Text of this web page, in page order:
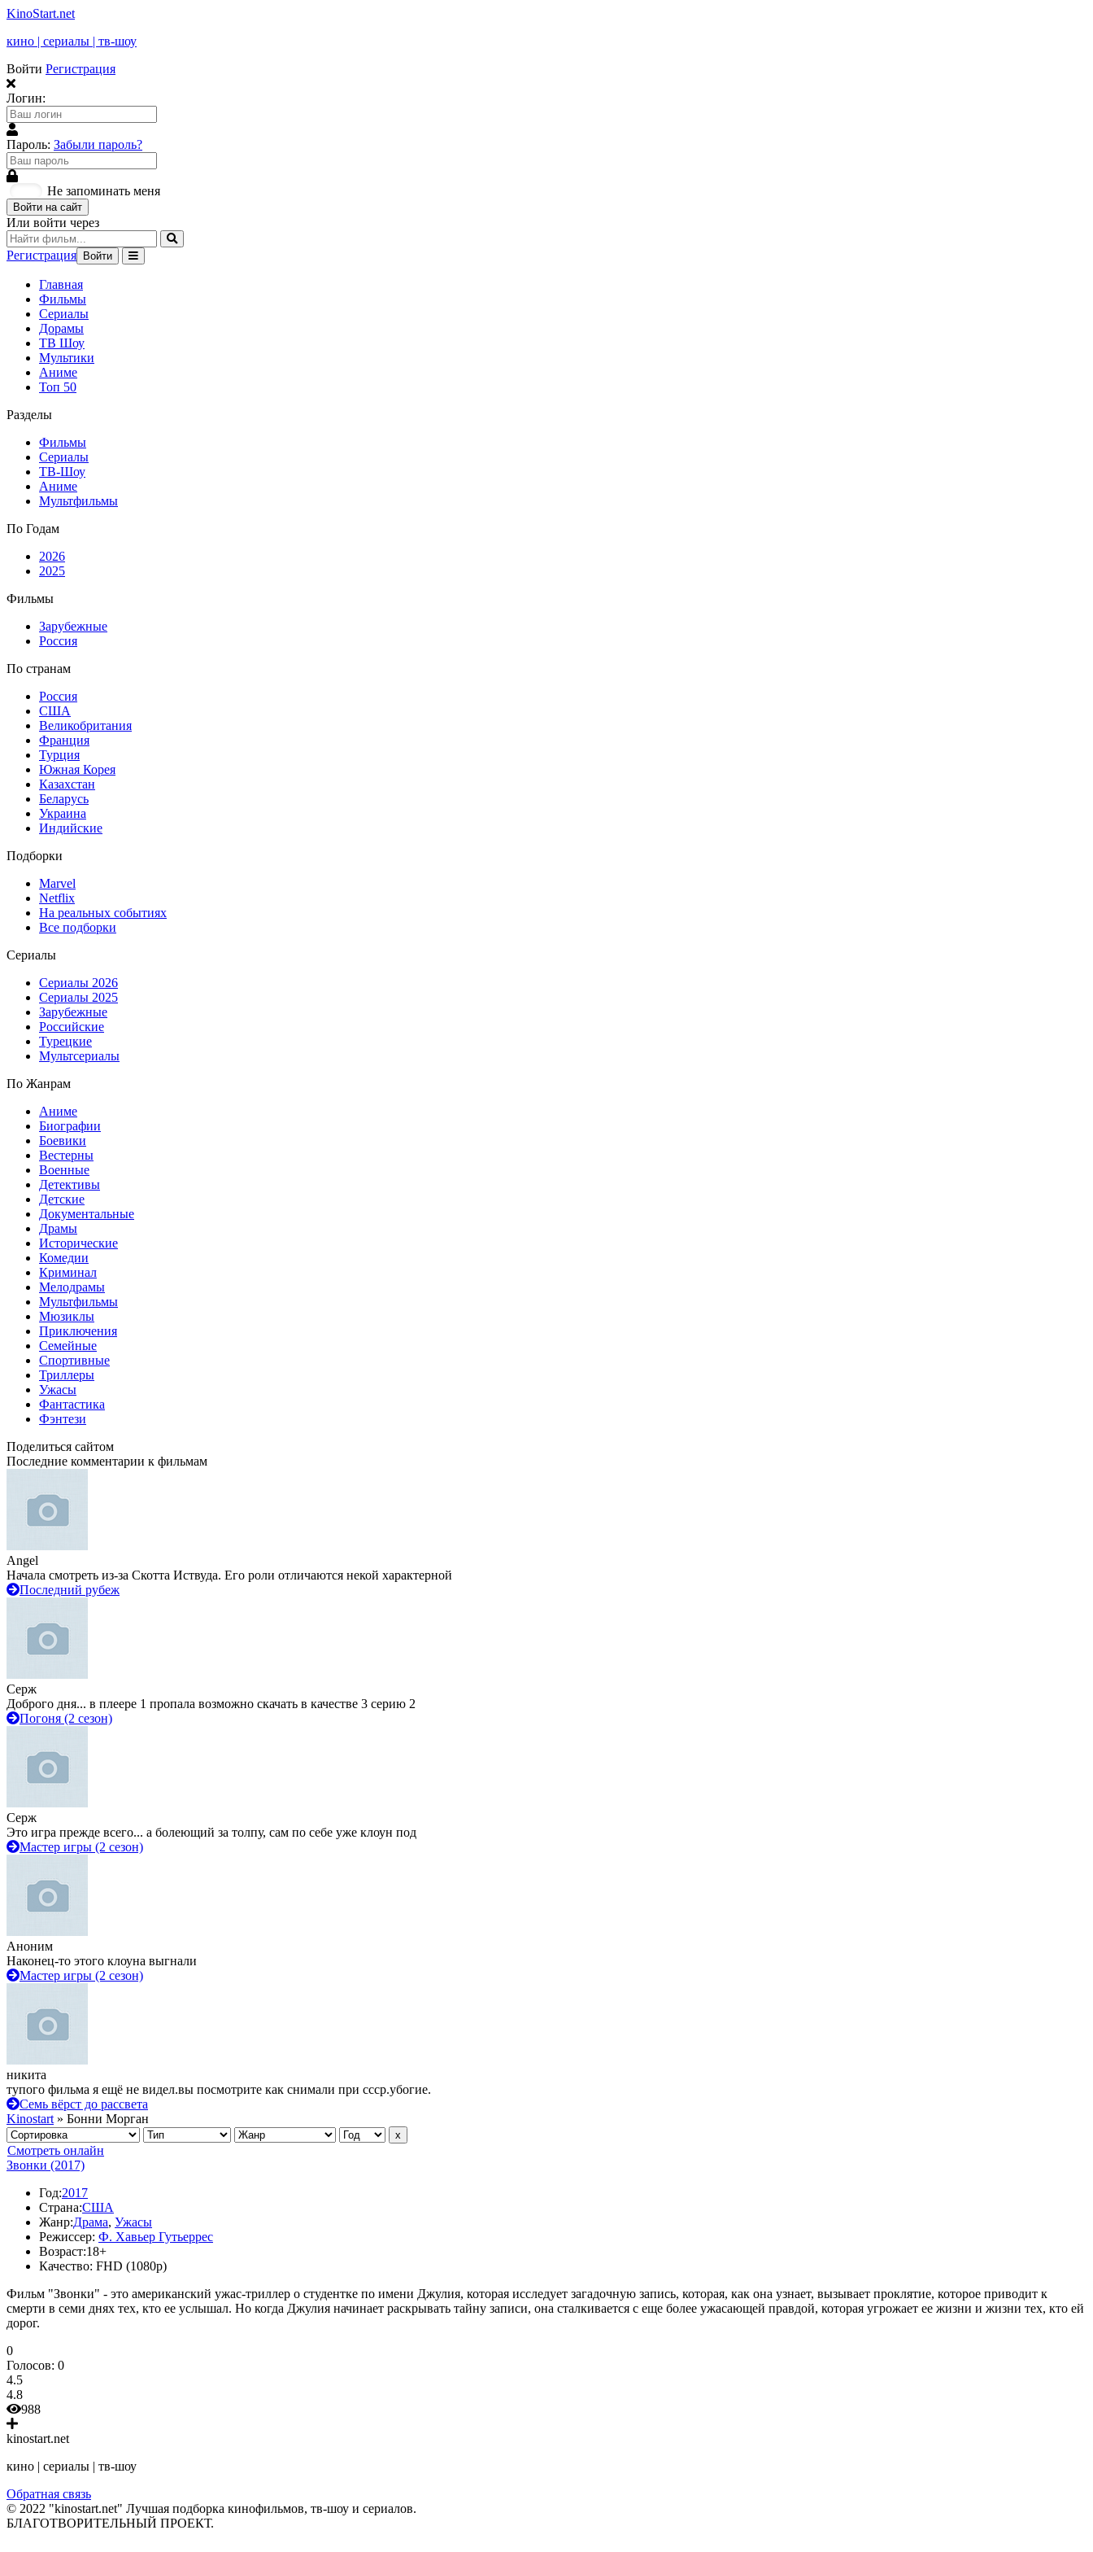
KinoStart.net
кино | сериалы | тв-шоу
Войти Регистрация
Логин:
Пароль: Забыли пароль?
Не запоминать меня
Войти на сайт
Или войти через
Регистрация Войти
Главная
Фильмы
Сериалы
Дорамы
ТВ Шоу
Мультики
Аниме
Топ 50
Разделы
Фильмы
Сериалы
ТВ-Шоу
Аниме
Мультфильмы
По Годам
2026
2025
Фильмы
Зарубежные
Россия
По странам
Россия
США
Великобритания
Франция
Турция
Южная Корея
Казахстан
Беларусь
Украина
Индийские
Подборки
Marvel
Netflix
На реальных событиях
Все подборки
Сериалы
Сериалы 2026
Сериалы 2025
Зарубежные
Российские
Турецкие
Мультсериалы
По Жанрам
Аниме
Биографии
Боевики
Вестерны
Военные
Детективы
Детские
Документальные
Драмы
Исторические
Комедии
Криминал
Мелодрамы
Мультфильмы
Мюзиклы
Приключения
Семейные
Спортивные
Триллеры
Ужасы
Фантастика
Фэнтези
Поделиться сайтом
Последние комментарии к фильмам
Angel
Начала смотреть из-за Скотта Иствуда. Его роли отличаются некой характерной
Последний рубеж
Серж
Доброго дня... в плеере 1 пропала возможно скачать в качестве 3 серию 2
Погоня (2 сезон)
Серж
Это игра прежде всего... а болеющий за толпу, сам по себе уже клоун под
Мастер игры (2 сезон)
Аноним
Наконец-то этого клоуна выгнали
Мастер игры (2 сезон)
никита
тупого фильма я ещё не видел.вы посмотрите как снимали при ссср.убогие.
Семь вёрст до рассвета
Kinostart » Бонни Морган
Смотреть онлайн
Звонки (2017)
Год:2017
Страна:США
Жанр:Драма, Ужасы
Режиссер: Ф. Хавьер Гутьеррес
Возраст:18+
Качество: FHD (1080p)
Фильм "Звонки" - это американский ужас-триллер о студентке по имени Джулия, которая исследует загадочную запись, которая, как она узнает, вызывает проклятие, которое приводит к
смерти в семи днях тех, кто ее услышал. Но когда Джулия начинает раскрывать тайну записи, она сталкивается с еще более ужасающей правдой, которая угрожает ее жизни и жизни тех, кто ей
дорог.
0
Голосов: 0
4.5
4.8
988
kinostart.net
кино | сериалы | тв-шоу
Обратная связь
© 2022 "kinostart.net" Лучшая подборка кинофильмов, тв-шоу и сериалов.
БЛАГОТВОРИТЕЛЬНЫЙ ПРОЕКТ.